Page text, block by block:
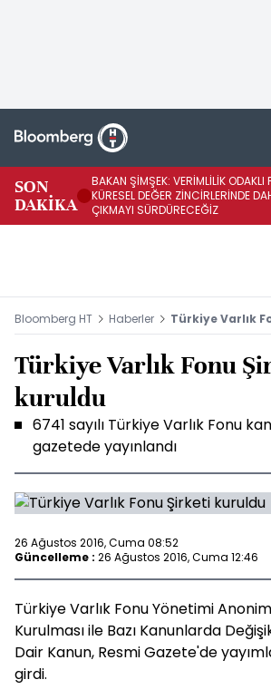
SON
DAKİKA
BAKAN ŞİMŞEK: VERİMLİLİK ODAKLI
KÜRESEL DEĞER ZİNCİRLERİNDE
ÇIKMAYI SÜRDÜRECEĞİZ
Bloomberg HT Haberler Türkiye Varlık
Türkiye Varlık Fonu
kuruldu
6741 sayılı Türkiye Varlık Fonu
gazetede yayınlandı
26 Ağustos 2016, Cuma 08:52
Güncelleme : 26 Ağustos 2016, Cuma 12:46
Türkiye Varlık Fonu Yönetimi
Kurulması ile Bazı Kanunlarda
Dair Kanun, Resmi Gazete'de
girdi.